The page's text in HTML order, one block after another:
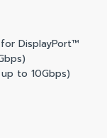
DisplayPort™
to 10Gbps)